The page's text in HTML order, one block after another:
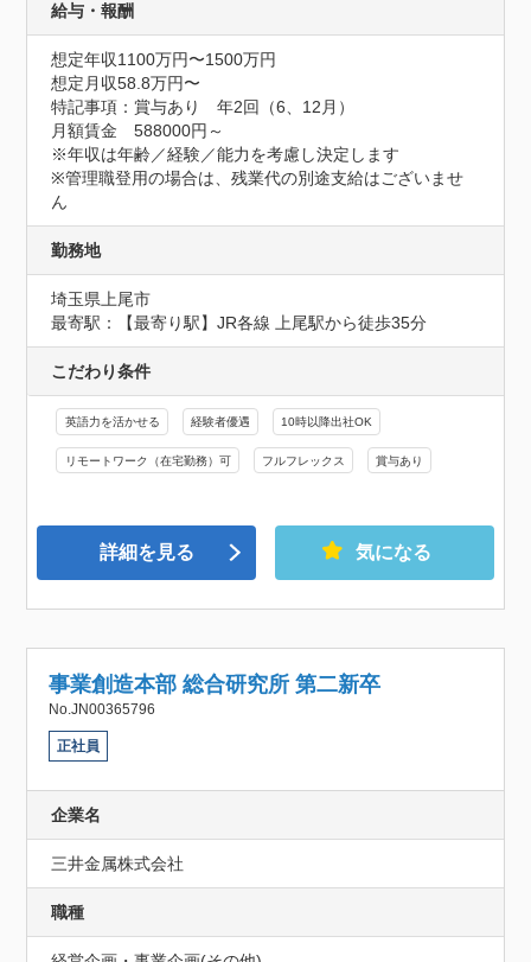
給与・報酬
想定年収1100万円〜1500万円
想定月収58.8万円〜
特記事項：賞与あり　年2回（6、12月）
月額賃金　588000円～
※年収は年齢／経験／能力を考慮し決定します
※管理職登用の場合は、残業代の別途支給はございませ
ん
勤務地
埼玉県上尾市
最寄駅：【最寄り駅】JR各線 上尾駅から徒歩35分
こだわり条件
英語力を活かせる 経験者優遇 10時以降出社OK
リモートワーク（在宅勤務）可 フルフレックス 賞与あり
詳細を見る 気になる
事業創造本部 総合研究所 第二新卒
No.JN00365796
正社員
企業名
三井金属株式会社
職種